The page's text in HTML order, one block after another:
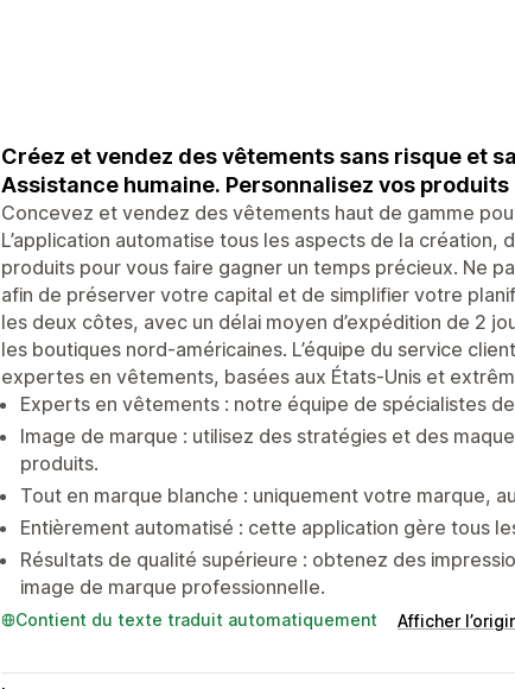
Créez et vendez des vêtements sans risque et
Assistance humaine. Personnalisez vos produits
Concevez et vendez des vêtements haut de gamme
L’application automatise tous les aspects de la
produits pour vous faire gagner un temps précieux. Ne
afin de préserver votre capital et de simplifier votre
les deux côtes, avec un délai moyen d’expédition de 2
les boutiques nord-américaines. L’équipe du service
expertes en vêtements, basées aux États-Unis et
Experts en vêtements : notre équipe de spécialistes
Image de marque : utilisez des stratégies et des
produits.
Tout en marque blanche : uniquement votre marque,
Entièrement automatisé : cette application gère tous
Résultats de qualité supérieure : obtenez des
image de marque professionnelle.
Contient du texte traduit automatiquement Afficher